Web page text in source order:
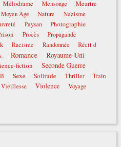
Mélodrame Mensonge
Meurtre
Moyen Âge Nature
Nazisme
Paysan
Photographie
Procès
Propagande
Racisme Randonnée
Récit d
Romance Royaume-Uni
fiction
Seconde Guerre
Sexe Solitude Thriller Train
Vieillesse Violence Voyage